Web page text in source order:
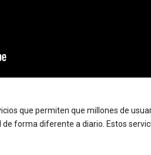
que permiten que millones de
forma diferente a diario. Estos